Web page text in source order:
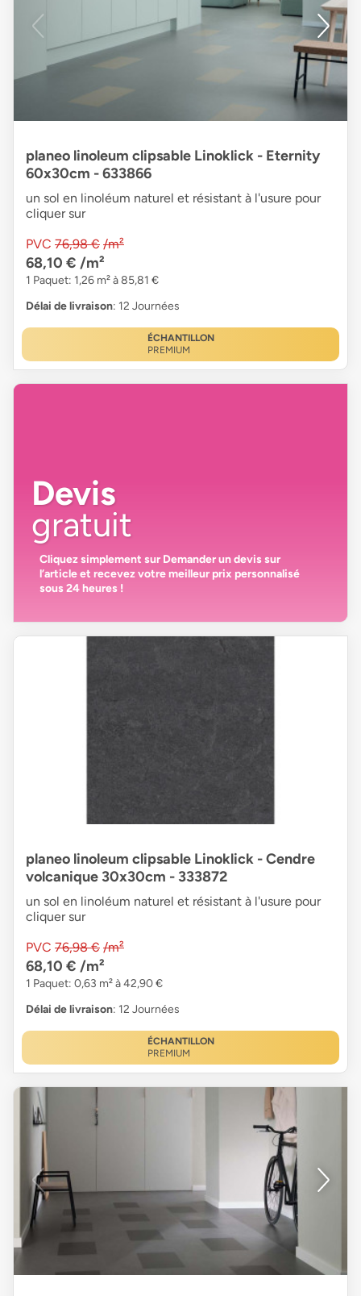
planeo linoleum clipsable Linoklick - Eternity
60x30cm - 633866
un sol en linoléum naturel et résistant à l'usure pour
cliquer sur
PVC 76,98 € /m²
68,10 € /m²
1 Paquet: 1,26 m² à 85,81 €
Délai de livraison: 12 Journées
ÉCHANTILLON
PREMIUM
Devis
gratuit
Cliquez simplement sur Demander un devissur
l’article et recevez votremeilleur prix personnalisé
sous 24 heures !
planeo linoleum clipsable Linoklick - Cendre
volcanique 30x30cm - 333872
un sol en linoléum naturel et résistant à l'usure pour
cliquer sur
PVC 76,98 € /m²
68,10 € /m²
1 Paquet: 0,63 m² à 42,90 €
Délai de livraison: 12 Journées
ÉCHANTILLON
PREMIUM